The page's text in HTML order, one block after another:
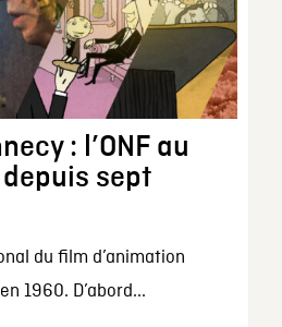
: l’ONF au
sept
du film d’animation
1960. D’abord...